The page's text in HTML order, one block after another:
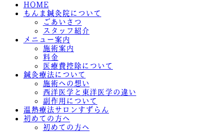
HOME
もんま鍼灸院について
ごあいさつ
スタッフ紹介
メニュー案内
施術案内
料金
医療費控除について
鍼灸療法について
施術への想い
西洋医学と東洋医学の違い
副作用について
温熱療法サロンすずらん
初めての方へ
初めての方へ